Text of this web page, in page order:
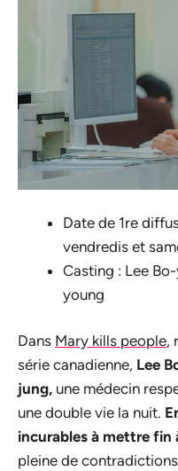
Date de 1re
vendredis et
Casting : Lee
young
Dans Mary kills people,
série canadienne, Lee
jung, une médecin
une double vie la nuit.
incurables à mettre fin
pleine de